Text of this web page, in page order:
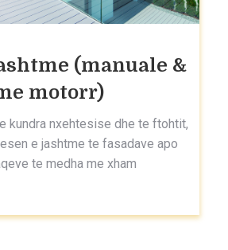
(manuale &
motorr)
kundra nxehtesise dhe te ftohtit,
e jashtme te fasadave apo
te medha me xham